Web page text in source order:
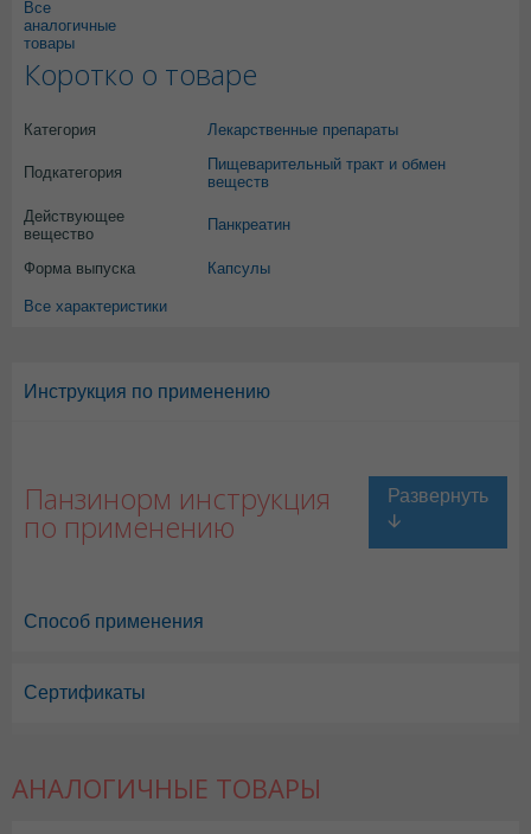
Все
аналогичные
товары
Коротко о товаре
Категория Лекарственные препараты
Подкатегория
Пищеварительный тракт и обмен
веществ
Действующее
вещество
Панкреатин
Форма выпуска Капсулы
Все характеристики
Инструкция по применению
Панзинорм инструкция
по применению
Способ применения
Сертификаты
АНАЛОГИЧНЫЕ ТОВАРЫ